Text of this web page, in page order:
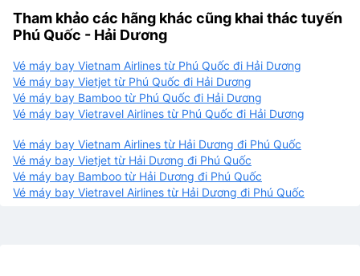
Tham khảo các hãng khác cũng khai thác tuyến
Phú Quốc - Hải Dương
Vé máy bay Vietnam Airlines từ Phú Quốc đi Hải Dương
Vé máy bay Vietjet từ Phú Quốc đi Hải Dương
Vé máy bay Bamboo từ Phú Quốc đi Hải Dương
Vé máy bay Vietravel Airlines từ Phú Quốc đi Hải Dương
Vé máy bay Vietnam Airlines từ Hải Dương đi Phú Quốc
Vé máy bay Vietjet từ Hải Dương đi Phú Quốc
Vé máy bay Bamboo từ Hải Dương đi Phú Quốc
Vé máy bay Vietravel Airlines từ Hải Dương đi Phú Quốc